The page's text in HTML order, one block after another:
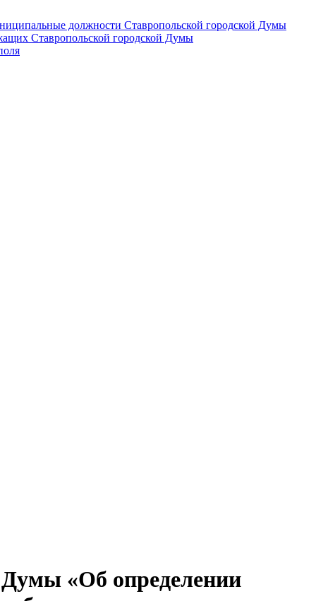
должности Ставропольской городской Думы
Ставропольской городской Думы
Думы «Об определении